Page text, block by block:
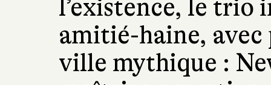
l’existence, le trio
amitié-haine,
ville mythique :